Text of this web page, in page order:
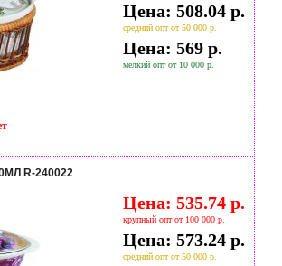
Цена: 508.04 р.
средний опт от 50 000 р.
Цена: 569 р.
мелкий опт от 10 000 р.
R-240022
Цена: 535.74 р.
крупный опт от 100 000 р.
Цена: 573.24 р.
средний опт от 50 000 р.